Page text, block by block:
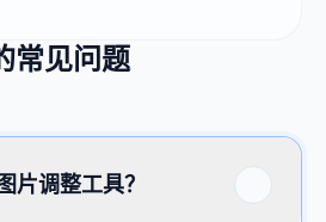
常见问题
片调整工具？